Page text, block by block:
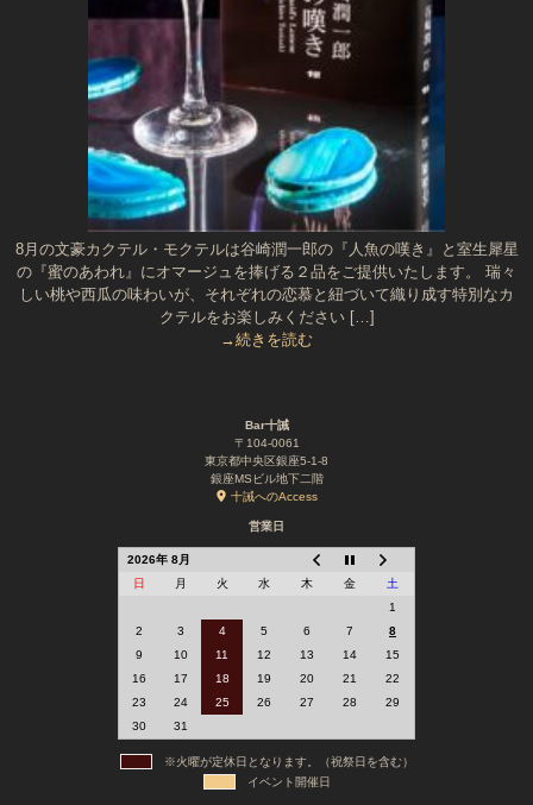
8月の文豪カクテル・モクテルは谷崎潤一郎の『人魚の嘆き』と室生犀星
の『蜜のあわれ』にオマージュを捧げる２品をご提供いたします。 瑞々
しい桃や西瓜の味わいが、それぞれの恋慕と紐づいて織り成す特別なカ
クテルをお楽しみください […]
→続きを読む
Bar十誡
〒104-0061
東京都中央区銀座5-1-8
銀座MSビル地下二階
十誡へのAccess
営業日
2026年 8月
日
月 火 水 木 金
土
1
2
3 4 5 6 7
8
9
10 11 12 13 14
15
16
17 18 19 20 21
22
23
24 25 26 27 28
29
30
31
※火曜が定休日となります。（祝祭日を含む）
イベント開催日